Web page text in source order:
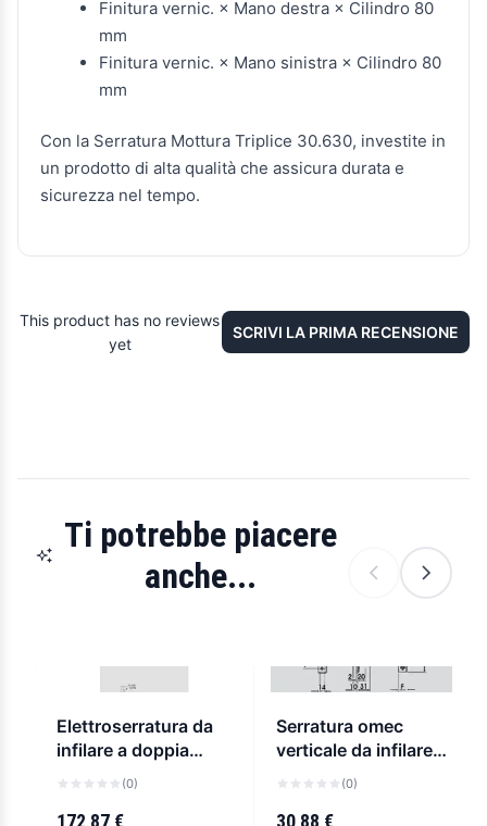
Finitura vernic. × Mano destra × Cilindro 80
mm
Finitura vernic. × Mano sinistra × Cilindro 80
mm
Con la Serratura Mottura Triplice 30.630, investite in
un prodotto di alta qualità che assicura durata e
sicurezza nel tempo.
This product has no reviews
yet
SCRIVI LA PRIMA RECENSIONE
Ti potrebbe piacere
anche...
Elettroserratura da
infilare a doppia
mappa per fasce cisa
(0)
172,87 €
Serratura omec
verticale da infilare
(0)
30,88 €